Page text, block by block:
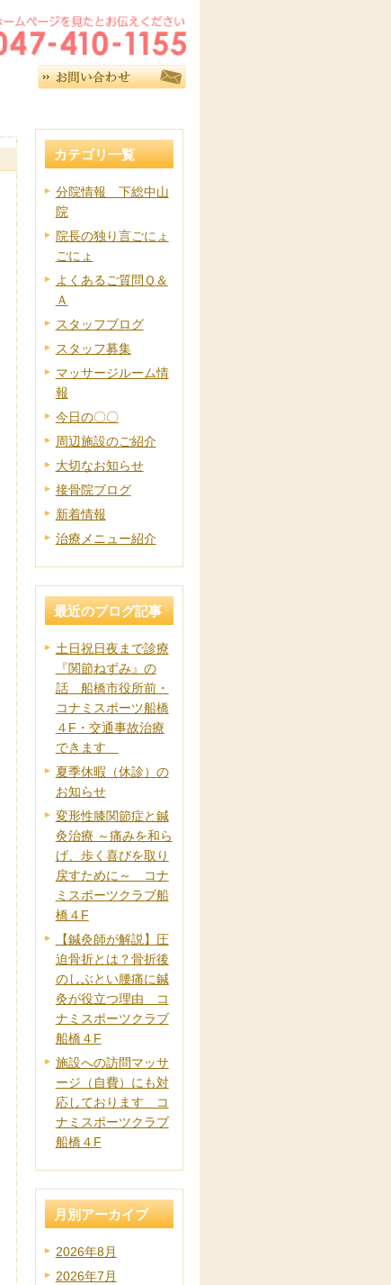
カテゴリ一覧
分院情報 下総中山
院
院長の独り言ごにょ
ごにょ
よくあるご質問Ｑ＆
Ａ
スタッフブログ
スタッフ募集
マッサージルーム情
報
今日の〇〇
周辺施設のご紹介
大切なお知らせ
接骨院ブログ
新着情報
治療メニュー紹介
最近のブログ記事
土日祝日夜まで診療
『関節ねずみ』の
話 船橋市役所前・
コナミスポーツ船橋
４F・交通事故治療
できます
夏季休暇（休診）の
お知らせ
変形性膝関節症と鍼
灸治療 ～痛みを和ら
げ、歩く喜びを取り
戻すために～ コナ
ミスポーツクラブ船
橋４F
【鍼灸師が解説】圧
迫骨折とは？骨折後
のしぶとい腰痛に鍼
灸が役立つ理由 コ
ナミスポーツクラブ
船橋４F
施設への訪問マッサ
ージ（自費）にも対
応しております コ
ナミスポーツクラブ
船橋４F
月別アーカイブ
2026年8月
2026年7月